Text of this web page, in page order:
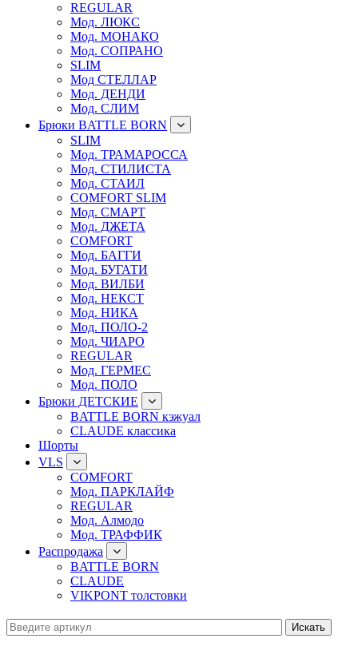
REGULAR
Мод. ЛЮКС
Мод. МОНАКО
Мод. СОПРАНО
SLIM
Мод СТЕЛЛАР
Мод. ДЕНДИ
Мод. СЛИМ
Брюки BATTLE BORN
SLIM
Мод. ТРАМАРОССА
Мод. СТИЛИСТА
Мод. СТАИЛ
COMFORT SLIM
Мод. СМАРТ
Мод. ДЖЕТА
COMFORT
Мод. БАГГИ
Мод. БУГАТИ
Мод. ВИЛБИ
Мод. НЕКСТ
Мод. НИКА
Мод. ПОЛО-2
Мод. ЧИАРО
REGULAR
Мод. ГЕРМЕС
Мод. ПОЛО
Брюки ДЕТСКИЕ
BATTLE BORN кэжуал
CLAUDE классика
Шорты
VLS
COMFORT
Мод. ПАРКЛАЙФ
REGULAR
Мод. Алмодо
Мод. ТРАФФИК
Распродажа
BATTLE BORN
CLAUDE
VIKPONT толстовки